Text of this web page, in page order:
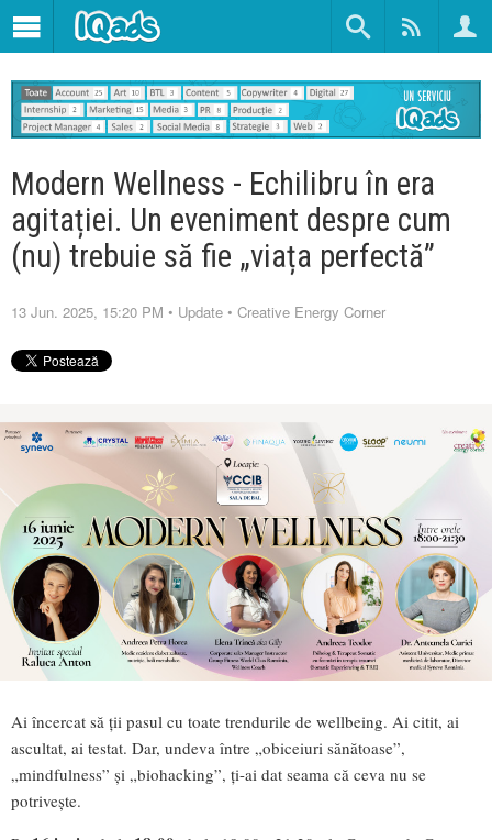
Modern Wellness - Echilibru în era
agitației. Un eveniment despre cum
(nu) trebuie să fie „viața perfectă”
13 Jun. 2025, 15:20 PM • Update • Creative Energy Corner
Ai încercat să ții pasul cu toate trendurile de wellbeing. Ai citit, ai
ascultat, ai testat. Dar, undeva între „obiceiuri sănătoase”,
„mindfulness” și „biohacking”, ți-ai dat seama că ceva nu se
potrivește.